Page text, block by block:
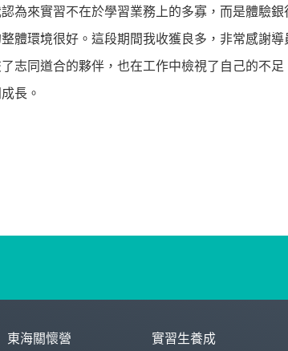
為來實習不在於學習業務上的多寡，而是體驗
體環境很好。這段期間我收獲良多，非常感謝
志同道合的夥伴，也在工作中檢視了自己的不
長。
東海關懷營 實習生養成